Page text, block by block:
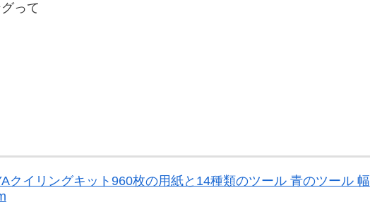
って
クイリングキット960枚の用紙と14種類のツール 青のツール 幅